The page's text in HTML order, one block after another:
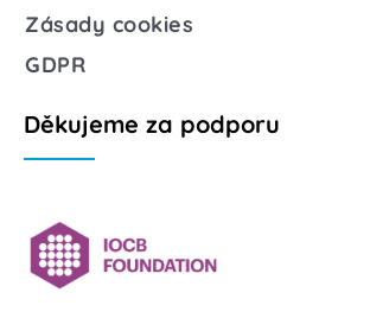
Zásady cookies
GDPR
Děkujeme za podporu